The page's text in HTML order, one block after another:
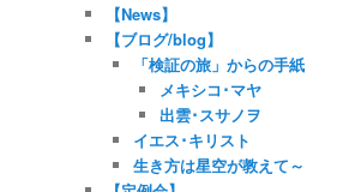
【News】
【ブログ/blog】
「検証の旅」からの手紙
メキシコ･マヤ
出雲･スサノヲ
イエス･キリスト
生き方は星空が教えて～